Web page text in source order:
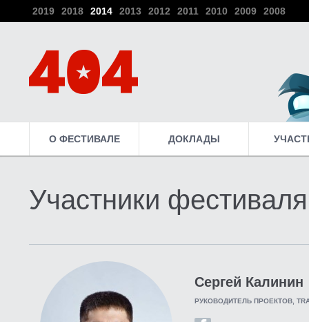
2019 2018 2014 2013 2012 2011 2010 2009 2008
О ФЕСТИВАЛЕ ДОКЛАДЫ
Участники фестиваля
Сергей Калинин
РУКОВОДИТЕЛЬ ПРОЕКТОВ,